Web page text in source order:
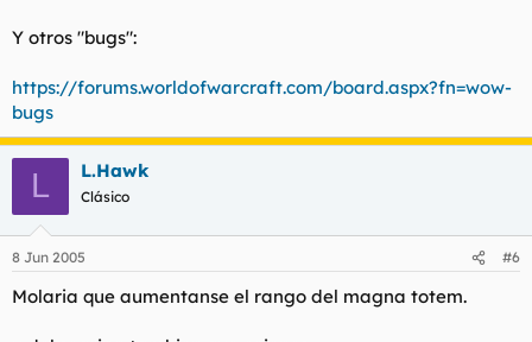
Y otros "bugs":
https://forums.worldofwarcraft.com/board.aspx?fn=wow-
bugs
L L.Hawk
Clásico
8 Jun 2005 #6
Molaria que aumentanse el rango del magna totem.